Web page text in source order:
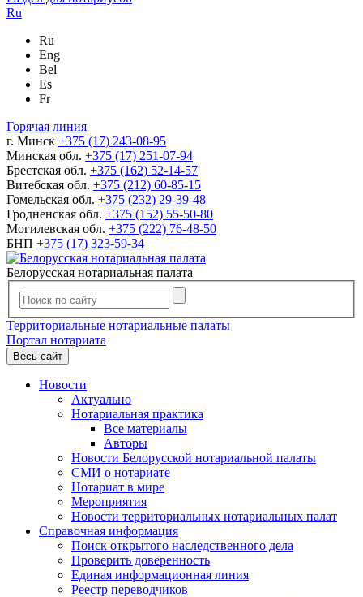
Ru
Ru
Eng
Bel
Es
Fr
Горячая линия
г. Минск +375 (17) 243-08-95
Минская обл. +375 (17) 251-07-94
Брестская обл. +375 (162) 52-14-57
Витебская обл. +375 (212) 60-85-15
Гомельская обл. +375 (232) 29-39-48
Гродненская обл. +375 (152) 55-50-80
Могилевская обл. +375 (222) 76-48-50
БНП +375 (17) 323-59-34
Белорусская нотариальная палата
Территориальные нотариальные палаты
Портал нотариата
Весь сайт
Новости
Актуально
Нотариальная практика
Все материалы
Авторы
Новости Белорусской нотариальной палаты
СМИ о нотариате
Нотариат в мире
Мероприятия
Новости территориальных нотариальных палат
Справочная информация
Поиск открытого наследственного дела
Проверить доверенность
Единая информационная линия
Реестр переводчиков